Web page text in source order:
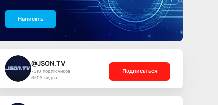
Написать
@JSON.TV
7310 подписчиков
6603 видео
Подписаться